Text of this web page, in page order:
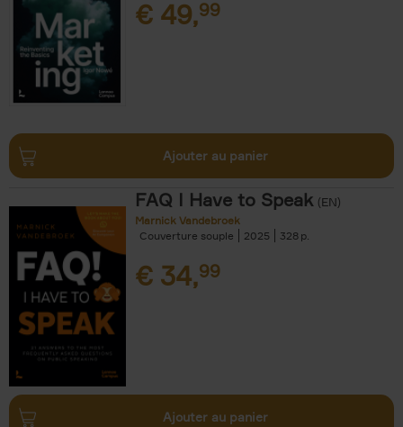
€ 49,99
Ajouter au panier
FAQ I Have to Speak (EN)
Marnick Vandebroek
Couverture souple
2025 328
€ 34,99
Ajouter au panier